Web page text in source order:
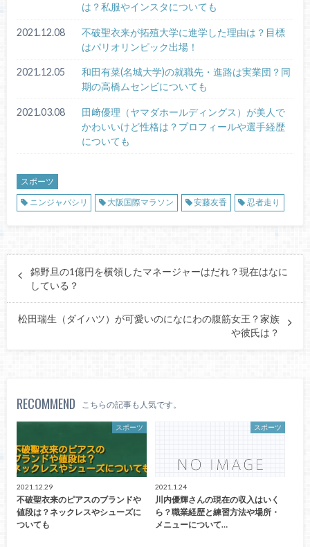
は？私服やインスタについても
2021.12.08
不破聖衣来が拓殖大学に進学した理由は？目標
はパリオリンピック出場！
2021.12.05
和田有菜(名城大学)の就職先・進路は実業団？同
期の高橋ムセンビについても
2021.03.08
田﨑優理（ヤマダホールディングス）が美人で
かわいいけど性格は？プロフィールや選手経歴
についても
スポーツ
ニンジャバシリ
大阪国際マラソン 安藤友香 忍者走り
錦野旦の1億円を横領したマネージャーはだれ？現在はなに
している？
松田瑞生（ダイハツ）が可愛いのになにわの腹筋女王？家族
や彼氏は？
RECOMMEND こちらの記事も人気です。
スポーツ
2021.12.29
不破聖衣来のピアスのブランドや
値段は？ネックレスやシューズに
ついても
スポーツ
2021.1.24
川内優輝さんの現在の収入はいく
ら？職業経歴と練習方法や場所・
メニューについて…